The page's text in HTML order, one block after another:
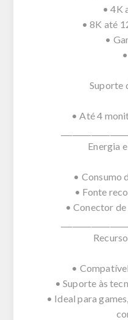
• 4K
• 8K até
•
Suporte
• Até 4
Energia
• Consumo
• Fonte
• Conector
•
• Suporte às
• Ideal para